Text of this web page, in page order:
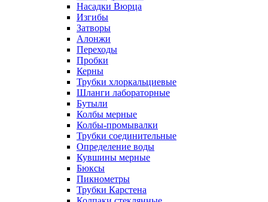
Насадки Вюрца
Изгибы
Затворы
Алонжи
Переходы
Пробки
Керны
Трубки хлоркальциевые
Шланги лабораторные
Бутыли
Колбы мерные
Колбы-промывалки
Трубки соединительные
Определение воды
Кувшины мерные
Бюксы
Пикнометры
Трубки Карстена